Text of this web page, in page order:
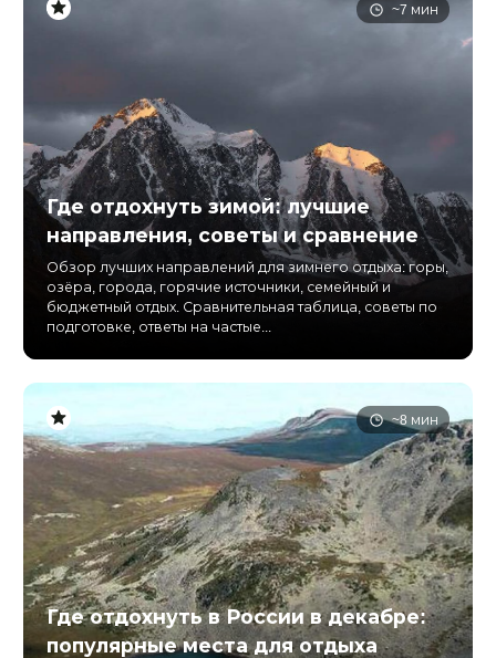
~7 мин
Где отдохнуть зимой: лучшие
направления, советы и сравнение
Обзор лучших направлений для зимнего отдыха: горы,
озёра, города, горячие источники, семейный и
бюджетный отдых. Сравнительная таблица, советы по
подготовке, ответы на частые...
~8 мин
Где отдохнуть в России в декабре:
популярные места для отдыха